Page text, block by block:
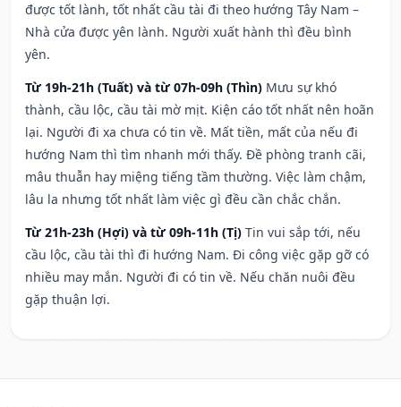
được tốt lành, tốt nhất cầu tài đi theo hướng Tây Nam –
Nhà cửa được yên lành. Người xuất hành thì đều bình
yên.
Từ 19h-21h (Tuất) và từ 07h-09h (Thìn) Mưu sự khó
thành, cầu lộc, cầu tài mờ mịt. Kiện cáo tốt nhất nên hoãn
lại. Người đi xa chưa có tin về. Mất tiền, mất của nếu đi
hướng Nam thì tìm nhanh mới thấy. Đề phòng tranh cãi,
mâu thuẫn hay miệng tiếng tầm thường. Việc làm chậm,
lâu la nhưng tốt nhất làm việc gì đều cần chắc chắn.
Từ 21h-23h (Hợi) và từ 09h-11h (Tị) Tin vui sắp tới, nếu
cầu lộc, cầu tài thì đi hướng Nam. Đi công việc gặp gỡ có
nhiều may mắn. Người đi có tin về. Nếu chăn nuôi đều
gặp thuận lợi.